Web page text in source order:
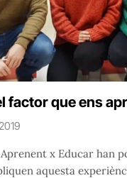
factor que ens
x Educar han
aquesta